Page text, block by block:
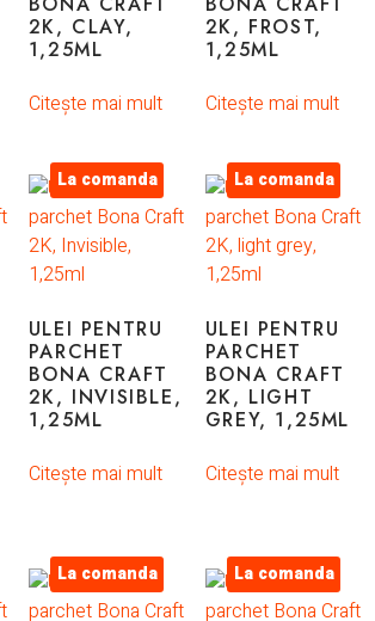
2K, CLAY,
1,25ML
Citește mai mult
2K, FROST,
1,25ML
Citește mai mult
La comanda
ULEI PENTRU
PARCHET
BONA CRAFT
2K, INVISIBLE,
1,25ML
Citește mai mult
La comanda
ULEI PENTRU
PARCHET
BONA CRAFT
2K, LIGHT
GREY, 1,25ML
Citește mai mult
La comanda La comanda